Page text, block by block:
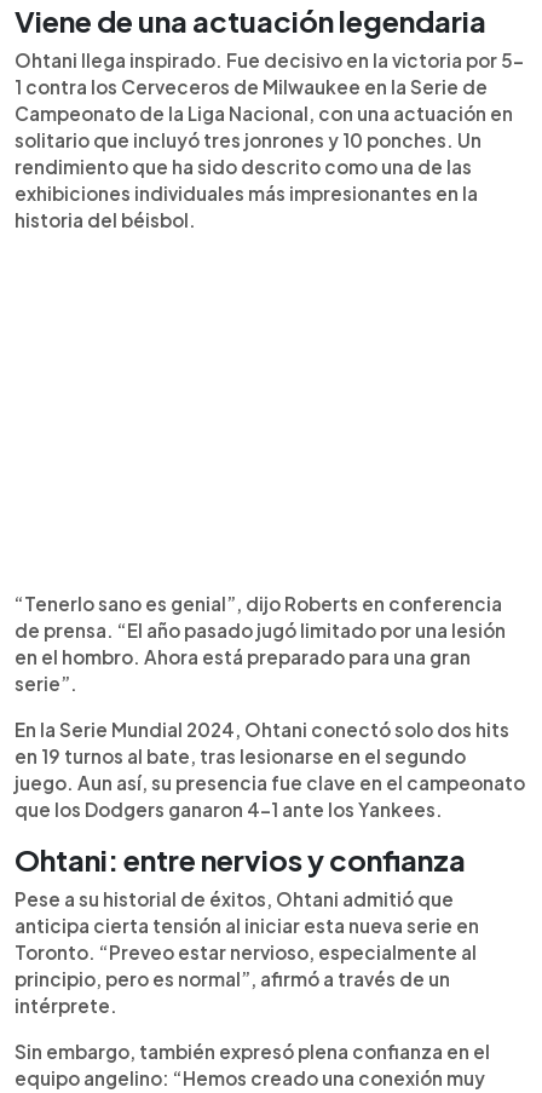
Viene de una actuación legendaria
Ohtani llega inspirado. Fue decisivo en la victoria por 5-
1 contra los Cerveceros de Milwaukee en la Serie de
Campeonato de la Liga Nacional, con una actuación en
solitario que incluyó tres jonrones y 10 ponches. Un
rendimiento que ha sido descrito como una de las
exhibiciones individuales más impresionantes en la
historia del béisbol.
“Tenerlo sano es genial”, dijo Roberts en conferencia
de prensa. “El año pasado jugó limitado por una lesión
en el hombro. Ahora está preparado para una gran
serie”.
En la Serie Mundial 2024, Ohtani conectó solo dos hits
en 19 turnos al bate, tras lesionarse en el segundo
juego. Aun así, su presencia fue clave en el campeonato
que los Dodgers ganaron 4-1 ante los Yankees.
Ohtani: entre nervios y confianza
Pese a su historial de éxitos, Ohtani admitió que
anticipa cierta tensión al iniciar esta nueva serie en
Toronto. “Preveo estar nervioso, especialmente al
principio, pero es normal”, afirmó a través de un
intérprete.
Sin embargo, también expresó plena confianza en el
equipo angelino: “Hemos creado una conexión muy